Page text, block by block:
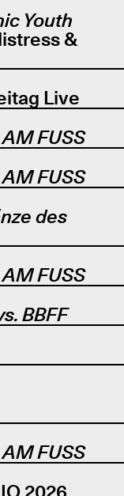
Youth
&
Live
AM FUSS
AM FUSS
des
AM FUSS
BBFF
AM FUSS